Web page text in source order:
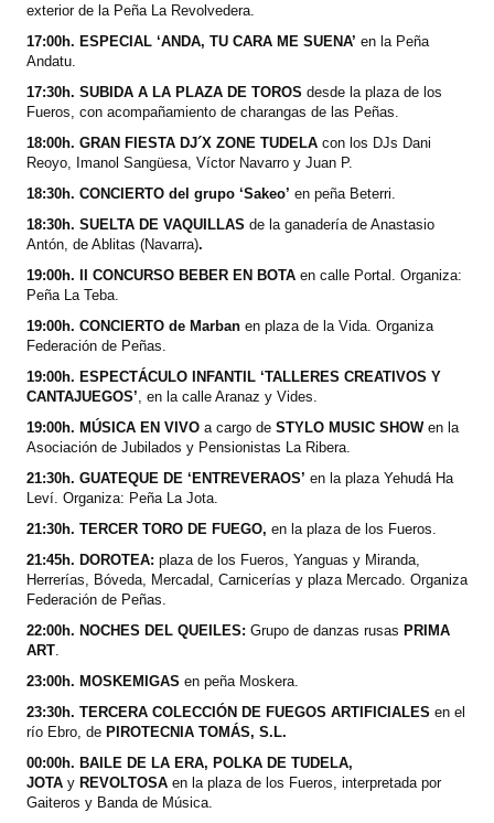
exterior de la Peña La Revolvedera.
17:00h. ESPECIAL ‘ANDA, TU CARA ME SUENA’ en la Peña
Andatu.
17:30h. SUBIDA A LA PLAZA DE TOROS desde la plaza de los
Fueros, con acompañamiento de charangas de las Peñas.
18:00h. GRAN FIESTA DJ´X ZONE TUDELA con los DJs Dani
Reoyo, Imanol Sangüesa, Víctor Navarro y Juan P.
18:30h. CONCIERTO del grupo ‘Sakeo’ en peña Beterri.
18:30h. SUELTA DE VAQUILLAS de la ganadería de Anastasio
Antón, de Ablitas (Navarra).
19:00h. II CONCURSO BEBER EN BOTA en calle Portal. Organiza:
Peña La Teba.
19:00h. CONCIERTO de Marban en plaza de la Vida. Organiza
Federación de Peñas.
19:00h. ESPECTÁCULO INFANTIL ‘TALLERES CREATIVOS Y
CANTAJUEGOS’, en la calle Aranaz y Vides.
19:00h. MÚSICA EN VIVO a cargo de STYLO MUSIC SHOW en la
Asociación de Jubilados y Pensionistas La Ribera.
21:30h. GUATEQUE DE ‘ENTREVERAOS’ en la plaza Yehudá Ha
Leví. Organiza: Peña La Jota.
21:30h. TERCER TORO DE FUEGO, en la plaza de los Fueros.
21:45h. DOROTEA: plaza de los Fueros, Yanguas y Miranda,
Herrerías, Bóveda, Mercadal, Carnicerías y plaza Mercado. Organiza
Federación de Peñas.
22:00h. NOCHES DEL QUEILES: Grupo de danzas rusas PRIMA
ART.
23:00h. MOSKEMIGAS en peña Moskera.
23:30h. TERCERA COLECCIÓN DE FUEGOS ARTIFICIALES en el
río Ebro, de PIROTECNIA TOMÁS, S.L.
00:00h. BAILE DE LA ERA, POLKA DE TUDELA,
JOTA y REVOLTOSA en la plaza de los Fueros, interpretada por
Gaiteros y Banda de Música.